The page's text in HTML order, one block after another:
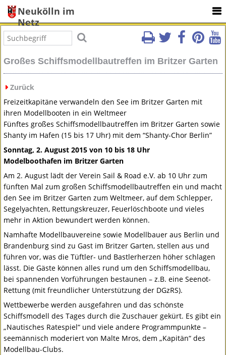
Neukölln im
Netz
Großes Schiffsmodellbautreffen im Britzer Garten
Zurück
Freizeitkapitäne verwandeln den See im Britzer Garten mit
ihren Modellbooten in ein Weltmeer
Fünftes großes Schiffsmodellbautreffen im Britzer Garten sowie
Shanty im Hafen (15 bis 17 Uhr) mit dem “Shanty-Chor Berlin”
Sonntag, 2. August 2015 von 10 bis 18 Uhr
Modelboothafen im Britzer Garten
Am 2. August lädt der Verein Sail & Road e.V. ab 10 Uhr zum
fünften Mal zum großen Schiffsmodellbautreffen ein und macht
den See im Britzer Garten zum Weltmeer, auf dem Schlepper,
Segelyachten, Rettungskreuzer, Feuerlöschboote und vieles
mehr in Aktion bewundert werden können.
Namhafte Modellbauvereine sowie Modellbauer aus Berlin und
Brandenburg sind zu Gast im Britzer Garten, stellen aus und
führen vor, was die Tüftler- und Bastlerherzen höher schlagen
lässt. Die Gäste können alles rund um den Schiffsmodellbau,
bei spannenden Vorführungen bestaunen – z.B. eine Seenot-
Rettung (mit freundlicher Unterstützung der DGzRS).
Wettbewerbe werden ausgefahren und das schönste
Schiffsmodell des Tages durch die Zuschauer gekürt. Es gibt ein
„Nautisches Ratespiel“ und viele andere Programmpunkte –
seemännisch moderiert von Malte Mros, dem „Kapitän“ des
Modellbau-Clubs.